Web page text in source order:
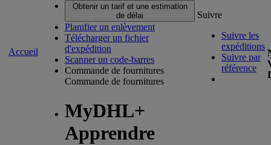
Accueil
Obtenir un tarif et une estimation
de délai
Planifier un enlèvement
Télécharger un fichier
d'expédition
Scanner un code-barres
Commande de fournitures
Commande de fournitures
MyDHL+
Apprendre
Suivre
Suivre les
expéditions
Suivre par
référence